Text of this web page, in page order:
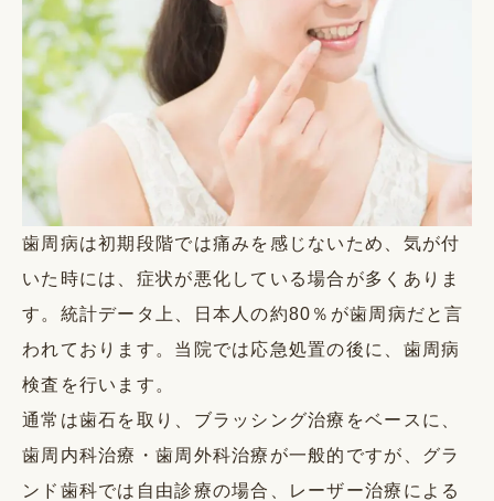
歯周病は初期段階では痛みを感じないため、気が付
いた時には、症状が悪化している場合が多くありま
す。統計データ上、日本人の約80％が歯周病だと言
われております。当院では応急処置の後に、歯周病
検査を行います。
通常は歯石を取り、ブラッシング治療をベースに、
歯周内科治療・歯周外科治療が一般的ですが、グラ
ンド歯科では自由診療の場合、レーザー治療による